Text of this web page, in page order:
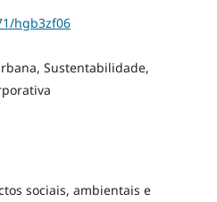
hgb3zf06
Sustentabilidade,
sociais, ambientais e